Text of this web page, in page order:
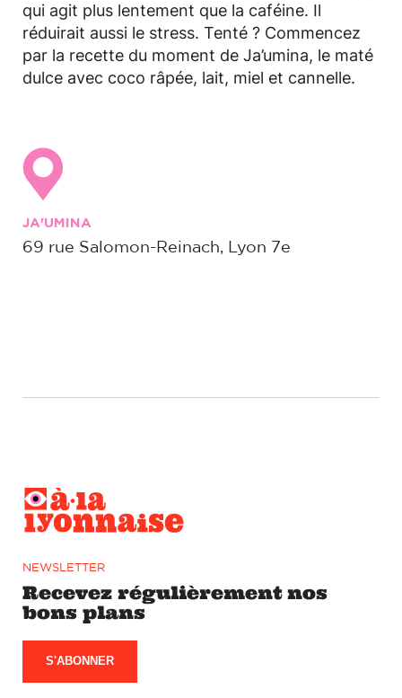
qui agit plus lentement que la caféine. Il
réduirait aussi le stress. Tenté ? Commencez
par la recette du moment de Ja’umina, le maté
dulce avec coco râpée, lait, miel et cannelle.
JA'UMINA
69 rue Salomon-Reinach, Lyon 7e
NEWSLETTER
Recevez régulièrement nos
bons plans
S'ABONNER